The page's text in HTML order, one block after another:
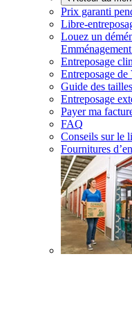
Prix garanti
Libre-
Louez un
Entreposage
Entreposage
Guide des
Entreposage
Payer ma
FAQ
Conseils sur le
Fournitures